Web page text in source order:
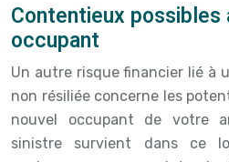
Contentieux possibles
occupant
Un autre risque financier lié à
non résiliée concerne les
nouvel occupant de votre
sinistre survient dans ce